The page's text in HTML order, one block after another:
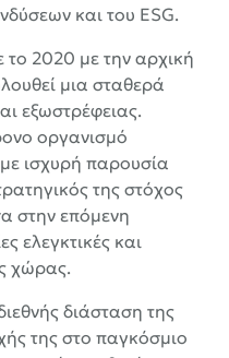
και του ESG.
το 2020 με την αρχική
μια σταθερά
εξωστρέφειας.
οργανισμό
ισχυρή παρουσία
της στόχος
στην επόμενη
ελεγκτικές και
χώρας.
διάσταση της
της στο παγκόσμιο